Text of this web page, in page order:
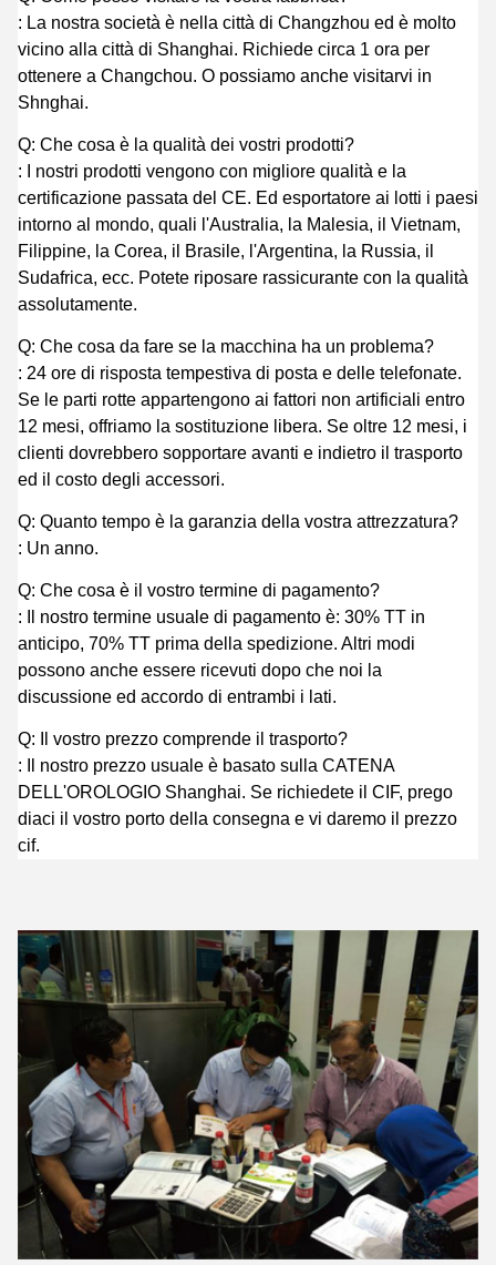
: La nostra società è nella città di Changzhou ed è molto
vicino alla città di Shanghai. Richiede circa 1 ora per
ottenere a Changchou. O possiamo anche visitarvi in
Shnghai.
Q: Che cosa è la qualità dei vostri prodotti?
: I nostri prodotti vengono con migliore qualità e la
certificazione passata del CE. Ed esportatore ai lotti i paesi
intorno al mondo, quali l'Australia, la Malesia, il Vietnam,
Filippine, la Corea, il Brasile, l'Argentina, la Russia, il
Sudafrica, ecc. Potete riposare rassicurante con la qualità
assolutamente.
Q: Che cosa da fare se la macchina ha un problema?
: 24 ore di risposta tempestiva di posta e delle telefonate.
Se le parti rotte appartengono ai fattori non artificiali entro
12 mesi, offriamo la sostituzione libera. Se oltre 12 mesi, i
clienti dovrebbero sopportare avanti e indietro il trasporto
ed il costo degli accessori.
Q: Quanto tempo è la garanzia della vostra attrezzatura?
: Un anno.
Q: Che cosa è il vostro termine di pagamento?
: Il nostro termine usuale di pagamento è: 30% TT in
anticipo, 70% TT prima della spedizione. Altri modi
possono anche essere ricevuti dopo che noi la
discussione ed accordo di entrambi i lati.
Q: Il vostro prezzo comprende il trasporto?
: Il nostro prezzo usuale è basato sulla CATENA
DELL'OROLOGIO Shanghai. Se richiedete il CIF, prego
diaci il vostro porto della consegna e vi daremo il prezzo
cif.